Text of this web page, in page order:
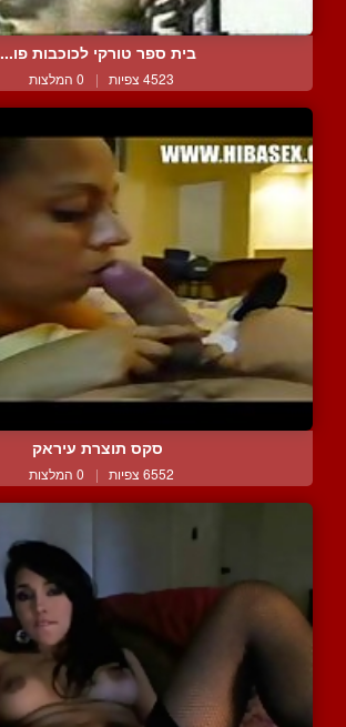
בית ספר טורקי לכוכבות פו...
4523 צפיות | 0 המלצות
סקס תוצרת עיראק
6552 צפיות | 0 המלצות